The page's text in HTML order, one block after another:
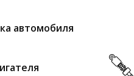
автомобиля